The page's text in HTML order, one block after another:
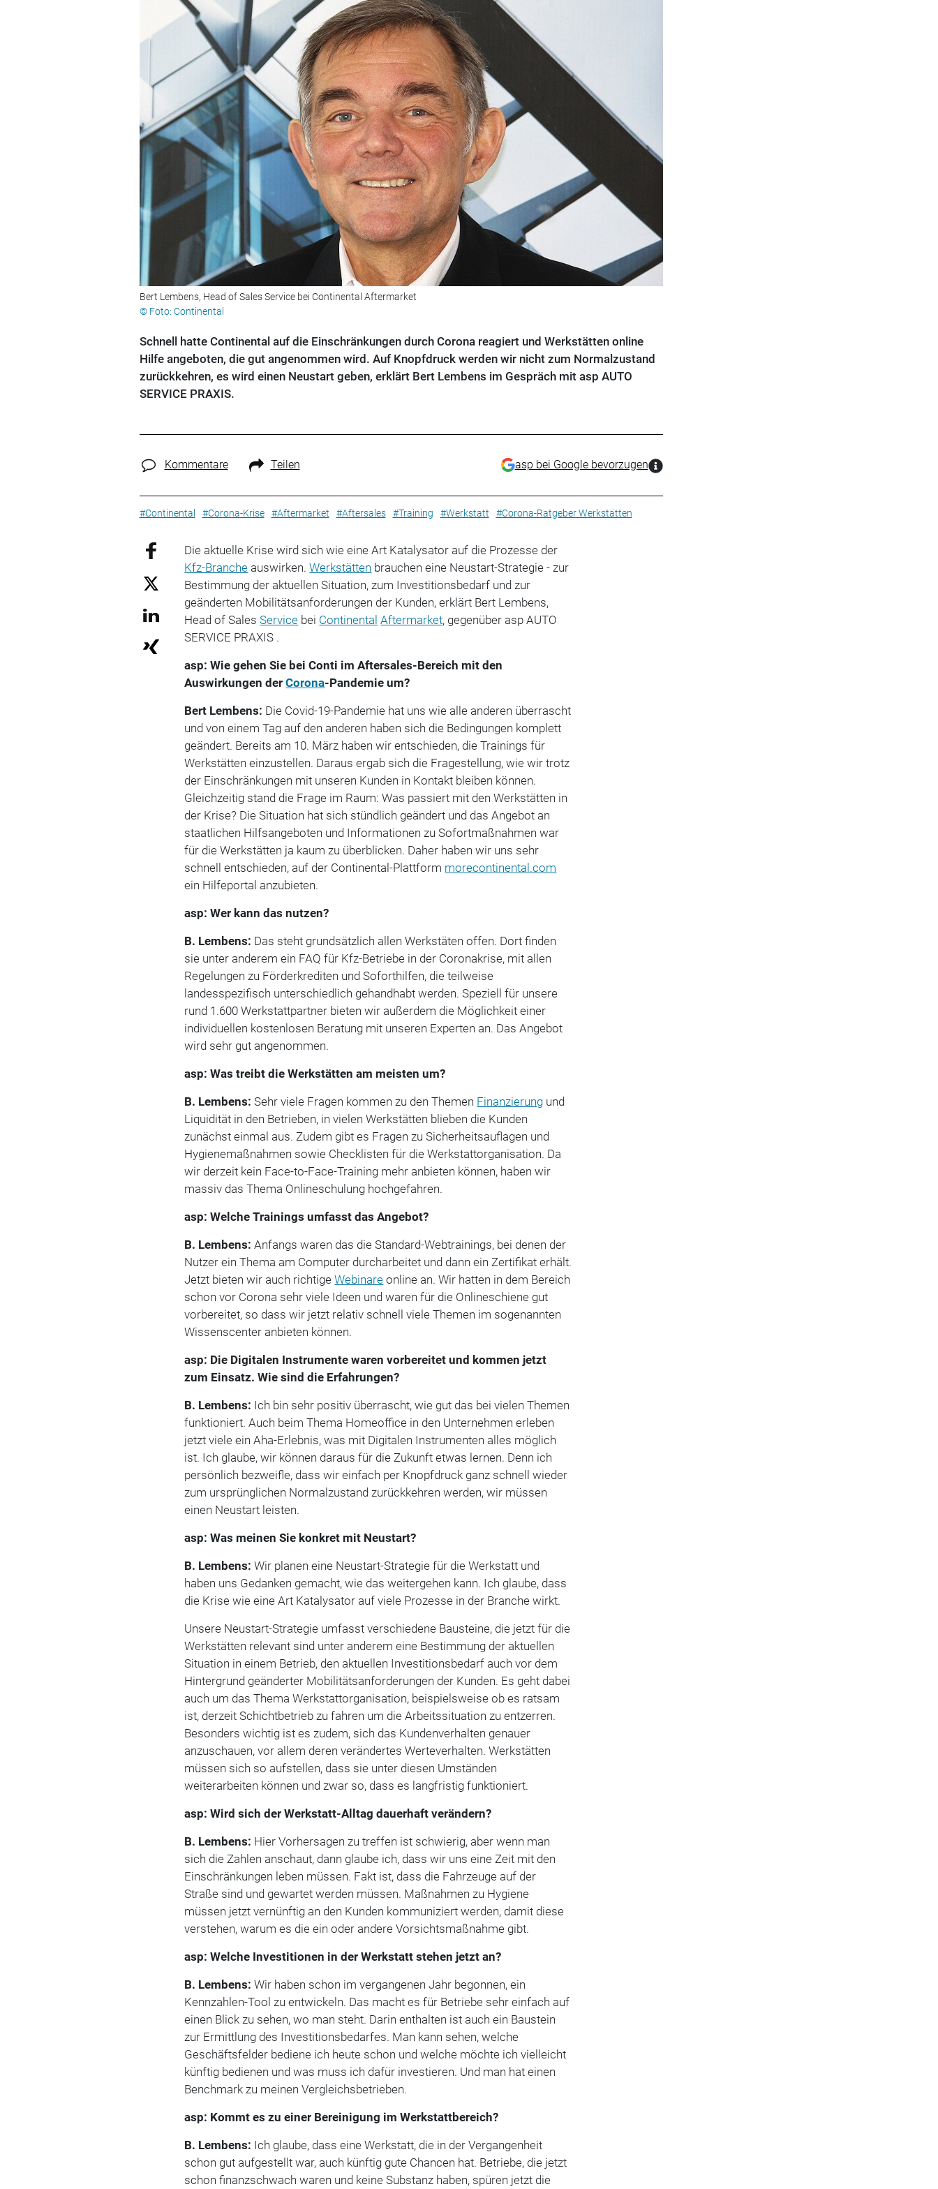
Bert Lembens, Head of Sales Service bei Continental Aftermarket
© Foto: Continental
Schnell hatte Continental auf die Einschränkungen durch Corona reagiert und Werkstätten online
Hilfe angeboten, die gut angenommen wird. Auf Knopfdruck werden wir nicht zum Normalzustand
zurückkehren, es wird einen Neustart geben, erklärt Bert Lembens im Gespräch mit asp AUTO
SERVICE PRAXIS.
Kommentare Teilen asp bei Google bevorzugen
#Continental #Corona-Krise #Aftermarket #Aftersales #Training #Werkstatt #Corona-Ratgeber Werkstätten
Die aktuelle Krise wird sich wie eine Art Katalysator auf die Prozesse der
Kfz-Branche auswirken.Werkstätten brauchen eine Neustart-Strategie - zur
Bestimmung der aktuellen Situation, zum Investitionsbedarf und zur
geänderten Mobilitätsanforderungen der Kunden, erklärt Bert Lembens,
Head of SalesService bei Continental Aftermarket, gegenüber asp AUTO
SERVICE PRAXIS .
asp: Wie gehen Sie bei Conti im Aftersales-Bereich mit den
Auswirkungen derCorona-Pandemie um?
Bert Lembens: Die Covid-19-Pandemie hat uns wie alle anderen überrascht
und von einem Tag auf den anderen haben sich die Bedingungen komplett
geändert. Bereits am 10. März haben wir entschieden, die Trainings für
Werkstätten einzustellen. Daraus ergab sich die Fragestellung, wie wir trotz
der Einschränkungen mit unseren Kunden in Kontakt bleiben können.
Gleichzeitig stand die Frage im Raum: Was passiert mit den Werkstätten in
der Krise? Die Situation hat sich stündlich geändert und das Angebot an
staatlichen Hilfsangeboten und Informationen zu Sofortmaßnahmen war
für die Werkstätten ja kaum zu überblicken. Daher haben wir uns sehr
schnell entschieden, auf der Continental-Plattform morecontinental.com
ein Hilfeportal anzubieten.
asp: Wer kann das nutzen?
B. Lembens: Das steht grundsätzlich allen Werkstäten offen. Dort finden
sie unter anderem ein FAQ für Kfz-Betriebe in der Coronakrise, mit allen
Regelungen zu Förderkrediten und Soforthilfen, die teilweise
landesspezifisch unterschiedlich gehandhabt werden. Speziell für unsere
rund 1.600 Werkstattpartner bieten wir außerdem die Möglichkeit einer
individuellen kostenlosen Beratung mit unseren Experten an. Das Angebot
wird sehr gut angenommen.
asp: Was treibt die Werkstätten am meisten um?
B. Lembens: Sehr viele Fragen kommen zu den Themen Finanzierung und
Liquidität in den Betrieben, in vielen Werkstätten blieben die Kunden
zunächst einmal aus. Zudem gibt es Fragen zu Sicherheitsauflagen und
Hygienemaßnahmen sowie Checklisten für die Werkstattorganisation. Da
wir derzeit kein Face-to-Face-Training mehr anbieten können, haben wir
massiv das Thema Onlineschulung hochgefahren.
asp: Welche Trainings umfasst das Angebot?
B. Lembens: Anfangs waren das die Standard-Webtrainings, bei denen der
Nutzer ein Thema am Computer durcharbeitet und dann ein Zertifikat erhält.
Jetzt bieten wir auch richtigeWebinare online an. Wir hatten in dem Bereich
schon vor Corona sehr viele Ideen und waren für die Onlineschiene gut
vorbereitet, so dass wir jetzt relativ schnell viele Themen im sogenannten
Wissenscenter anbieten können.
asp: Die Digitalen Instrumente waren vorbereitet und kommen jetzt
zum Einsatz. Wie sind die Erfahrungen?
B. Lembens: Ich bin sehr positiv überrascht, wie gut das bei vielen Themen
funktioniert. Auch beim Thema Homeoffice in den Unternehmen erleben
jetzt viele ein Aha-Erlebnis, was mit Digitalen Instrumenten alles möglich
ist. Ich glaube, wir können daraus für die Zukunft etwas lernen. Denn ich
persönlich bezweifle, dass wir einfach per Knopfdruck ganz schnell wieder
zum ursprünglichen Normalzustand zurückkehren werden, wir müssen
einen Neustart leisten.
asp: Was meinen Sie konkret mit Neustart?
B. Lembens: Wir planen eine Neustart-Strategie für die Werkstatt und
haben uns Gedanken gemacht, wie das weitergehen kann. Ich glaube, dass
die Krise wie eine Art Katalysator auf viele Prozesse in der Branche wirkt.
Unsere Neustart-Strategie umfasst verschiedene Bausteine, die jetzt für die
Werkstätten relevant sind unter anderem eine Bestimmung der aktuellen
Situation in einem Betrieb, den aktuellen Investitionsbedarf auch vor dem
Hintergrund geänderter Mobilitätsanforderungen der Kunden. Es geht dabei
auch um das Thema Werkstattorganisation, beispielsweise ob es ratsam
ist, derzeit Schichtbetrieb zu fahren um die Arbeitssituation zu entzerren.
Besonders wichtig ist es zudem, sich das Kundenverhalten genauer
anzuschauen, vor allem deren verändertes Werteverhalten. Werkstätten
müssen sich so aufstellen, dass sie unter diesen Umständen
weiterarbeiten können und zwar so, dass es langfristig funktioniert.
asp: Wird sich der Werkstatt-Alltag dauerhaft verändern?
B. Lembens: Hier Vorhersagen zu treffen ist schwierig, aber wenn man
sich die Zahlen anschaut, dann glaube ich, dass wir uns eine Zeit mit den
Einschränkungen leben müssen. Fakt ist, dass die Fahrzeuge auf der
Straße sind und gewartet werden müssen. Maßnahmen zu Hygiene
müssen jetzt vernünftig an den Kunden kommuniziert werden, damit diese
verstehen, warum es die ein oder andere Vorsichtsmaßnahme gibt.
asp: Welche Investitionen in der Werkstatt stehen jetzt an?
B. Lembens: Wir haben schon im vergangenen Jahr begonnen, ein
Kennzahlen-Tool zu entwickeln. Das macht es für Betriebe sehr einfach auf
einen Blick zu sehen, wo man steht. Darin enthalten ist auch ein Baustein
zur Ermittlung des Investitionsbedarfes. Man kann sehen, welche
Geschäftsfelder bediene ich heute schon und welche möchte ich vielleicht
künftig bedienen und was muss ich dafür investieren. Und man hat einen
Benchmark zu meinen Vergleichsbetrieben.
asp: Kommt es zu einer Bereinigung im Werkstattbereich?
B. Lembens: Ich glaube, dass eine Werkstatt, die in der Vergangenheit
schon gut aufgestellt war, auch künftig gute Chancen hat. Betriebe, die jetzt
schon finanzschwach waren und keine Substanz haben, spüren jetzt die